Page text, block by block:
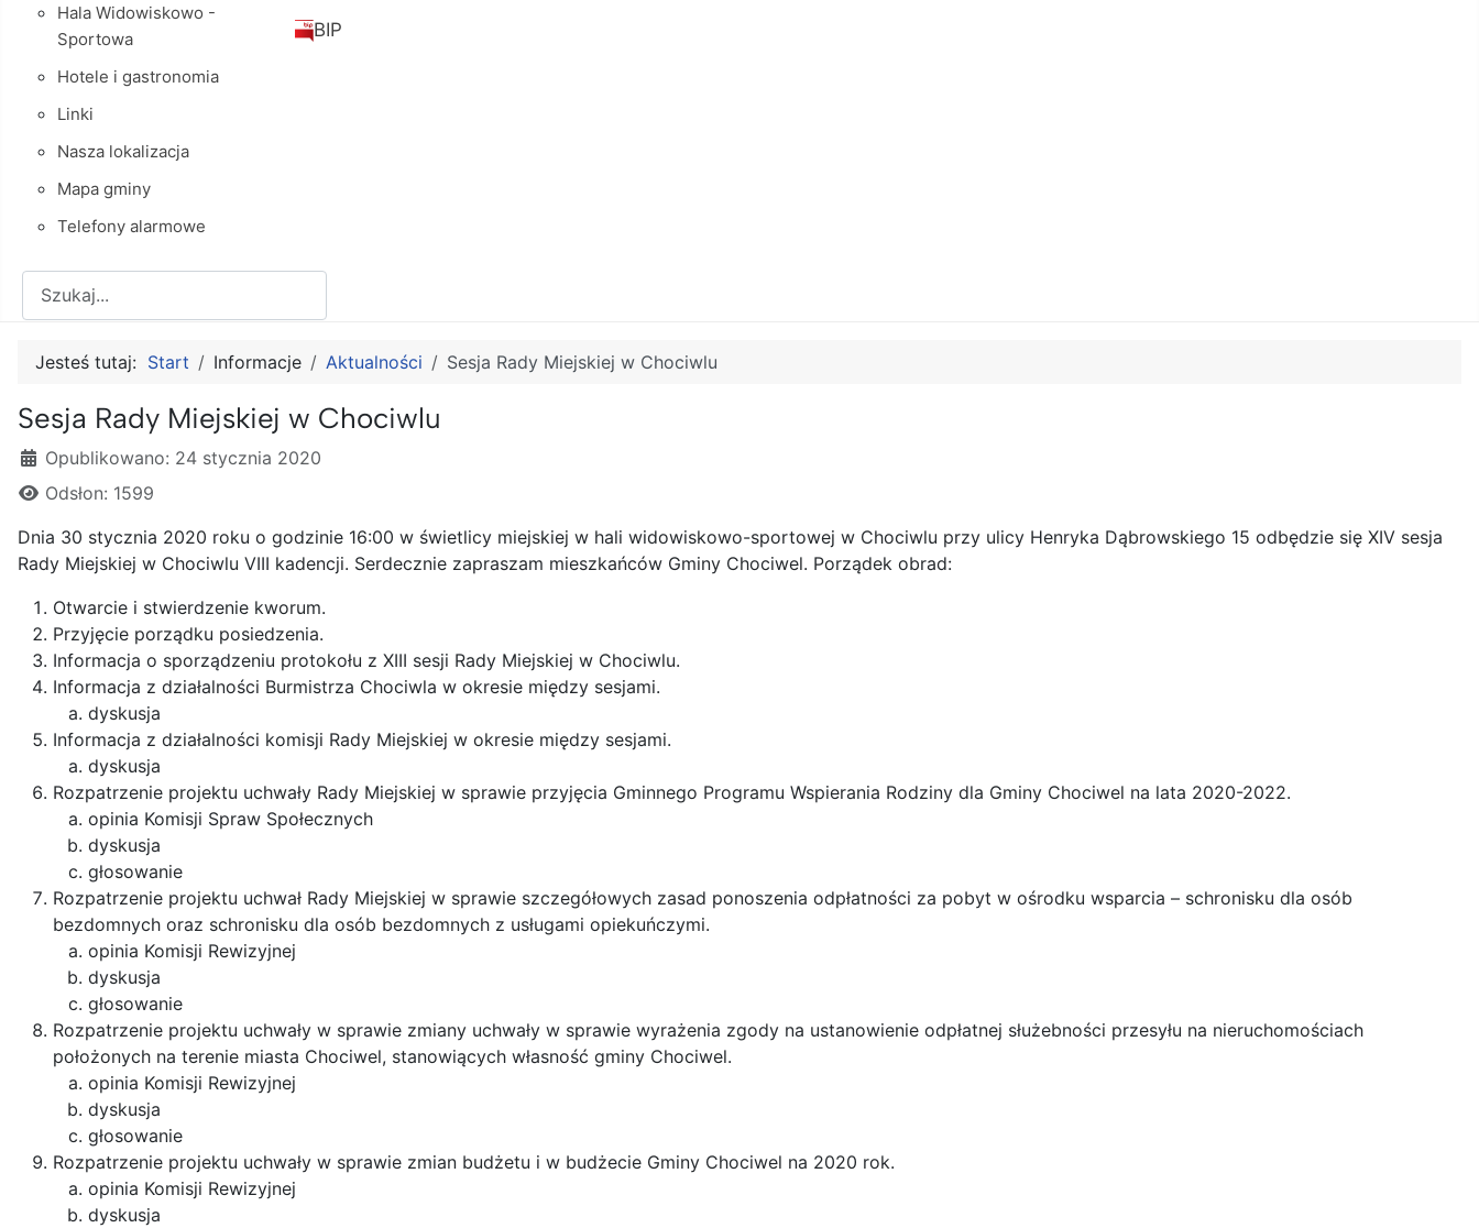
Hala Widowiskowo -
Sportowa
Hotele i gastronomia
Linki
Nasza lokalizacja
Mapa gminy
Telefony alarmowe
BIP
Jesteś tutaj: Start Informacje Aktualności Sesja Rady Miejskiej w Chociwlu
Sesja Rady Miejskiej w Chociwlu
Szczegóły
Opublikowano: 24 stycznia 2020
Odsłon: 1599
Dnia 30 stycznia 2020 roku o godzinie 16:00 w świetlicy miejskiej w hali widowiskowo-sportowej w Chociwlu przy ulicy Henryka Dąbrowskiego 15 odbędzie się XIV sesja
Rady Miejskiej w Chociwlu VIII kadencji. Serdecznie zapraszam mieszkańców Gminy Chociwel. Porządek obrad:
Otwarcie i stwierdzenie kworum.
Przyjęcie porządku posiedzenia.
Informacja o sporządzeniu protokołu z XIII sesji Rady Miejskiej w Chociwlu.
Informacja z działalności Burmistrza Chociwla w okresie między sesjami.
dyskusja
Informacja z działalności komisji Rady Miejskiej w okresie między sesjami.
dyskusja
Rozpatrzenie projektu uchwały Rady Miejskiej w sprawie przyjęcia Gminnego Programu Wspierania Rodziny dla Gminy Chociwel na lata 2020-2022.
opinia Komisji Spraw Społecznych
dyskusja
głosowanie
Rozpatrzenie projektu uchwał Rady Miejskiej w sprawie szczegółowych zasad ponoszenia odpłatności za pobyt w ośrodku wsparcia – schronisku dla osób
bezdomnych oraz schronisku dla osób bezdomnych z usługami opiekuńczymi.
opinia Komisji Rewizyjnej
dyskusja
głosowanie
Rozpatrzenie projektu uchwały w sprawie zmiany uchwały w sprawie wyrażenia zgody na ustanowienie odpłatnej służebności przesyłu na nieruchomościach
położonych na terenie miasta Chociwel, stanowiących własność gminy Chociwel.
opinia Komisji Rewizyjnej
dyskusja
głosowanie
Rozpatrzenie projektu uchwały w sprawie zmian budżetu i w budżecie Gminy Chociwel na 2020 rok.
opinia Komisji Rewizyjnej
dyskusja